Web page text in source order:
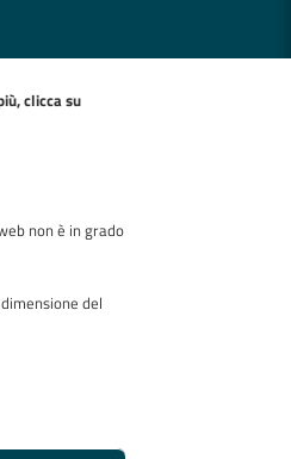
clicca su
non è in grado
del